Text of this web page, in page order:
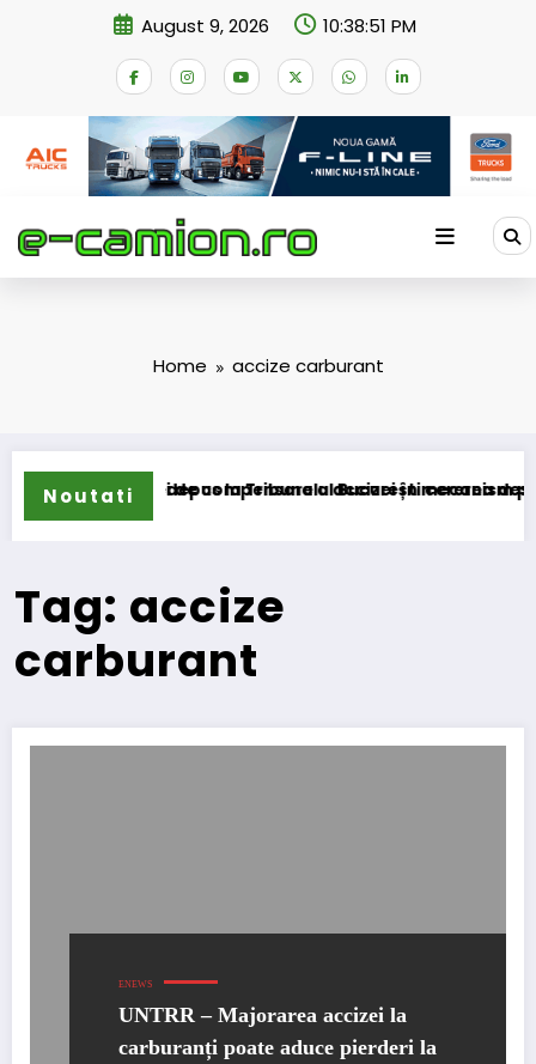
August 9, 2026 10:38:51 PM
Home accize carburant
Noutatide compensare a accizei în mecanism
STB a depus la Tribunalul București cererea deschiderii
Tag: accize
carburant
ENEWS
UNTRR – Majorarea accizei la
carburanți poate aduce pierderi la